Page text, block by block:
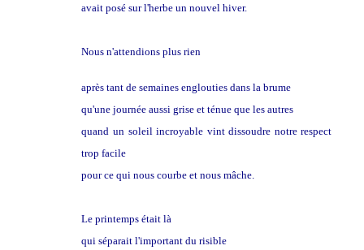
avait posé sur l'herbe un nouvel hiver.
Nous n'attendions plus rien
après tant de semaines englouties dans la brume
qu'une journée aussi grise et ténue que les autres
quand un soleil incroyable vint dissoudre notre respect
trop facile
pour ce qui nous courbe et nous mâche.
Le printemps était là
qui séparait l'important du risible